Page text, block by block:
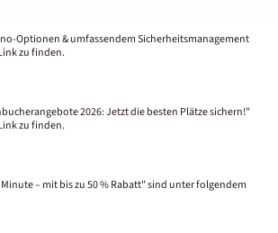
Optionen & umfassendem Sicherheitsmanagement
zu finden.
2026: Jetzt die besten Plätze sichern!"
zu finden.
– mit bis zu 50 % Rabatt" sind unter folgendem